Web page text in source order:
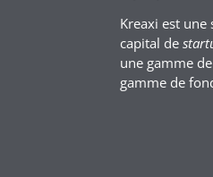
Kreaxi est une
capital de
une gamme
gamme de